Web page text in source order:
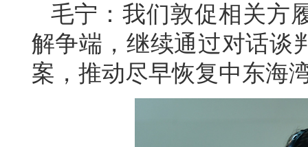
毛宁：我们敦促相关方
解争端，继续通过对话谈
案，推动尽早恢复中东海